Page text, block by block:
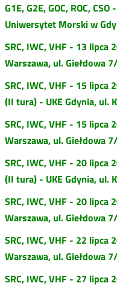
G1E, G2E, GOC, ROC,
Uniwersytet Morski w
SRC, IWC, VHF - 13 lipca
Warszawa, ul. Giełdowa
SRC, IWC, VHF - 15 lipca
(II tura) - UKE Gdynia, ul.
SRC, IWC, VHF - 15 lipca
Warszawa, ul. Giełdowa
SRC, IWC, VHF - 20 lipca
(II tura) - UKE Gdynia, ul.
SRC, IWC, VHF - 20 lipca
Warszawa, ul. Giełdowa
SRC, IWC, VHF - 22 lipca
Warszawa, ul. Giełdowa
SRC, IWC, VHF - 27 lipca